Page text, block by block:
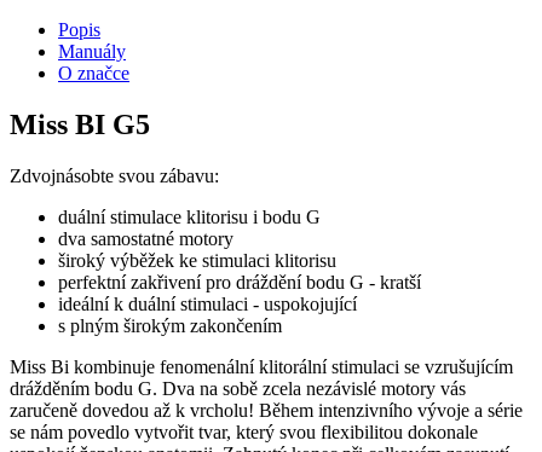
Popis
Manuály
O značce
Miss BI G5
Zdvojnásobte svou zábavu:
duální stimulace klitorisu i bodu G
dva samostatné motory
široký výběžek ke stimulaci klitorisu
perfektní zakřivení pro dráždění bodu G - kratší
ideální k duální stimulaci - uspokojující
s plným širokým zakončením
Miss Bi kombinuje fenomenální klitorální stimulaci se vzrušujícím
drážděním bodu G. Dva na sobě zcela nezávislé motory vás
zaručeně dovedou až k vrcholu! Během intenzivního vývoje a série
se nám povedlo vytvořit tvar, který svou flexibilitou dokonale